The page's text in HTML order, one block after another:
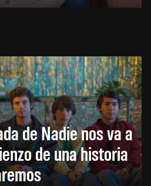
de Nadie nos va a
de una historia